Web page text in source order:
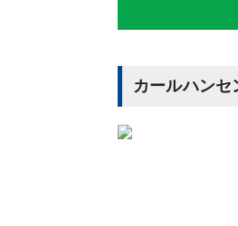
カールハン